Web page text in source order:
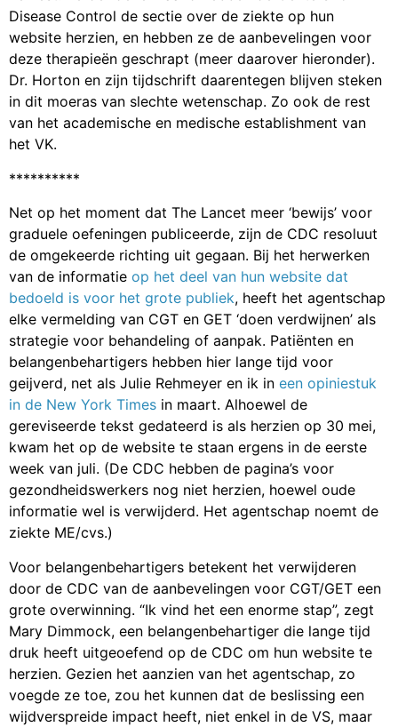
Disease Control de sectie over de ziekte op hun
website herzien, en hebben ze de aanbevelingen voor
deze therapieën geschrapt (meer daarover hieronder).
Dr. Horton en zijn tijdschrift daarentegen blijven steken
in dit moeras van slechte wetenschap. Zo ook de rest
van het academische en medische establishment van
het VK.
**********
Net op het moment dat The Lancet meer ‘bewijs’ voor
graduele oefeningen publiceerde, zijn de CDC resoluut
de omgekeerde richting uit gegaan. Bij het herwerken
van de informatie op het deel van hun website dat
bedoeld is voor het grote publiek, heeft het agentschap
elke vermelding van CGT en GET ‘doen verdwijnen’ als
strategie voor behandeling of aanpak. Patiënten en
belangenbehartigers hebben hier lange tijd voor
geijverd, net als Julie Rehmeyer en ik in een opiniestuk
in de New York Times in maart. Alhoewel de
gereviseerde tekst gedateerd is als herzien op 30 mei,
kwam het op de website te staan ergens in de eerste
week van juli. (De CDC hebben de pagina’s voor
gezondheidswerkers nog niet herzien, hoewel oude
informatie wel is verwijderd. Het agentschap noemt de
ziekte ME/cvs.)
Voor belangenbehartigers betekent het verwijderen
door de CDC van de aanbevelingen voor CGT/GET een
grote overwinning. “Ik vind het een enorme stap”, zegt
Mary Dimmock, een belangenbehartiger die lange tijd
druk heeft uitgeoefend op de CDC om hun website te
herzien. Gezien het aanzien van het agentschap, zo
voegde ze toe, zou het kunnen dat de beslissing een
wijdverspreide impact heeft, niet enkel in de VS, maar